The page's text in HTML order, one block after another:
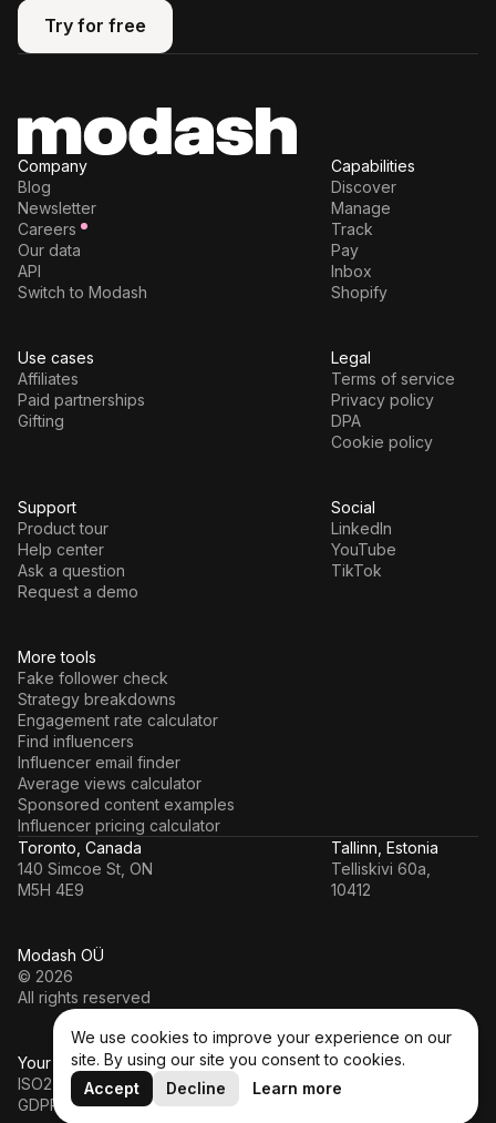
Try for free
Try for free
More tools
Fake follower check
Strategy breakdowns
Engagement rate calculator
Find influencers
Influencer email finder
Average views calculator
Sponsored content examples
Influencer pricing calculator
Company
Blog
Newsletter
Careers
Our data
API
Switch to Modash
Capabilities
Discover
Manage
Track
Pay
Inbox
Shopify
Use cases
Affiliates
Paid partnerships
Gifting
Legal
Terms of service
Privacy policy
DPA
Cookie policy
Support
Product tour
Help center
Ask a question
Request a demo
Social
LinkedIn
YouTube
TikTok
Modash OÜ
© 2026
All rights reserved
Your data’s in a safe hands
ISO27001
GDPR
Toronto, Canada
140 Simcoe St, ON
M5H 4E9
Tallinn, Estonia
Telliskivi 60a,
10412
We use cookies to improve your experience on our
site. By using our site you consent to cookies.
Accept
Decline Learn more